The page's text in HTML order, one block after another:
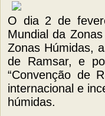
O dia 2 de
Mundial da
Zonas Húmidas,
de Ramsar, e
“Convenção de
internacional e
húmidas.